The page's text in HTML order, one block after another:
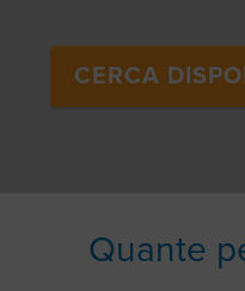
CERCA
Quante